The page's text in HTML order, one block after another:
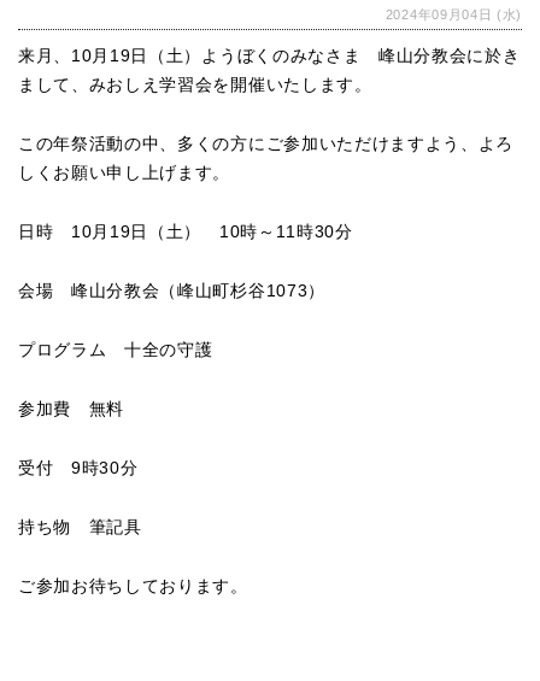
2024年09月04日 (水)
来月、10月19日（土）ようぼくのみなさま 峰山分教会に於き
まして、みおしえ学習会を開催いたします。
この年祭活動の中、多くの方にご参加いただけますよう、よろ
しくお願い申し上げます。
日時 10月19日（土） 10時～11時30分
会場 峰山分教会（峰山町杉谷1073）
プログラム 十全の守護
参加費 無料
受付 9時30分
持ち物 筆記具
ご参加お待ちしております。